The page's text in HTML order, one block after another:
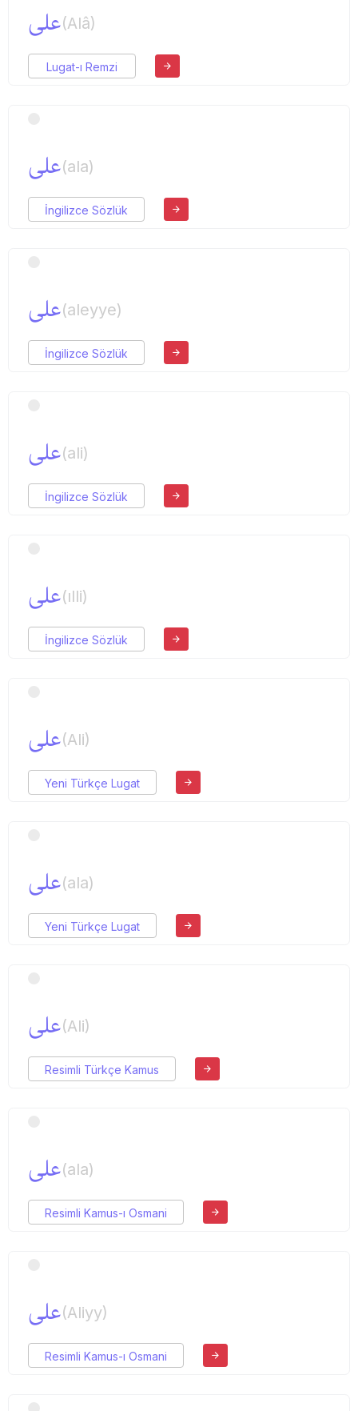
علی(Alâ)
Lugat-ı Remzi
علی(ala)
İngilizce Sözlük
علی(aleyye)
İngilizce Sözlük
علی(ali)
İngilizce Sözlük
علی(ılli)
İngilizce Sözlük
علی(Ali)
Yeni Türkçe Lugat
علی(ala)
Yeni Türkçe Lugat
علی(Ali)
Resimli Türkçe Kamus
علی(ala)
Resimli Kamus-ı Osmani
علی(Aliyy)
Resimli Kamus-ı Osmani